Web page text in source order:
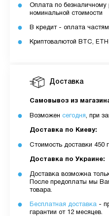
Доставка
Самовывоз из
Возможен сегодня, при
Доставка по Киеву:
Стоимость доставки 450
Доставка по Украине:
Доставка возможна
После предоплаты мы
товара.
Бесплатная доставка -
гарантии от 12 месяцев.
Оплата по
номинальной стоимости
В кредит - оплата
Криптовалютой BTC, ETH